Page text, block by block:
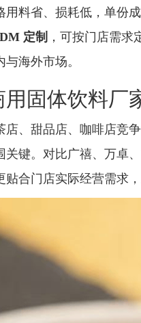
用料省、损耗低，单份
定制 ，可按门店需
海外市场。
固体饮料厂
店、甜品店、咖啡店竞
关键。对比广禧、万卓
贴合门店实际经营需求